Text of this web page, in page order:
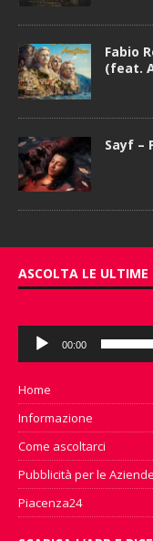
Fabio
(feat.
Sayf –
ASCOLTA LE
Audio
Player
00:00
Home
Informazione
Come ascoltarci
Pubblicità per le Aziende
Piacenza24